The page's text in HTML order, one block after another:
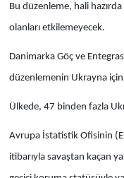
Bu düzenleme, hali
olanları etkilemeyecek.
Danimarka Göç ve
düzenlemenin Ukrayna için
Ülkede, 47 binden fazla
Avrupa İstatistik Ofisinin
itibarıyla savaştan kaçan